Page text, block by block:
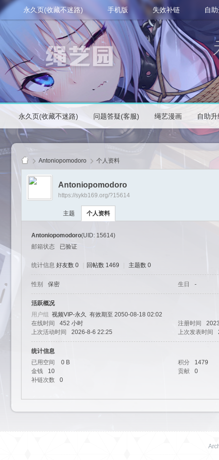
永久页(收藏不迷路) 手机版 失效补链 自
永久页(收藏不迷路) 问题答疑(客服) 绳艺漫画 自助
园-
Antoniopomodoro 个人资料
Antoniopomodoro
https://sykb169.org/?15614
主题 个人资料
Antoniopomodoro(UID: 15614)
邮箱状态
已验证
统计信息 好友数 0 回帖数 1469 主题数 0
性别 保密 生日 -
活跃概况
用户组 视频VIP-永久 有效期至 2050-08-18 02:02
在线时间
452 小时 注册时间
上次活动时间
2026-8-6 22:25 上次发表时间
统计信息
已用空间
0 B 积分
1479
金钱
10 贡献
0
补链次数
0